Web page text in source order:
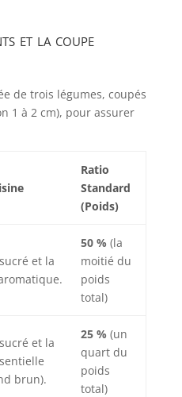
et la coupe
de trois légumes, coupés
1 à 2 cm), pour assurer
Ratio
Standard
(Poids)
et la
50 % (la
moitié du
poids
total)
et la
brun).
25 % (un
quart du
poids
total)